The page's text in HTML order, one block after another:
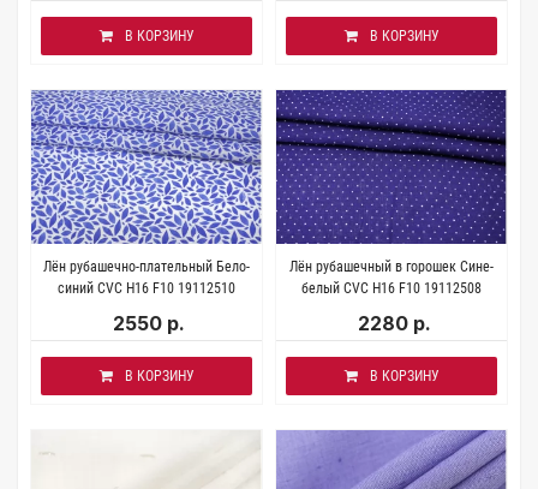
В КОРЗИНУ В КОРЗИНУ
Лён рубашечно-плательный Бело-
синий CVC H16 F10 19112510
2550 р.
В КОРЗИНУ
Лён рубашечный в горошек Сине-
белый CVC H16 F10 19112508
2280 р.
В КОРЗИНУ